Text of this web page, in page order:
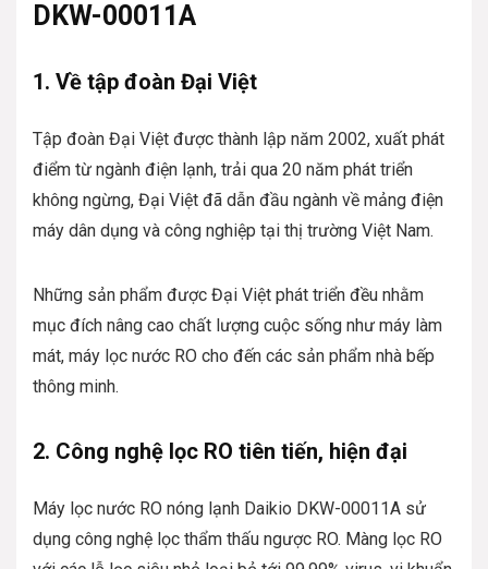
DKW-00011A
1. Về tập đoàn Đại Việt
Tập đoàn Đại Việt được thành lập năm 2002, xuất phát
điểm từ ngành điện lạnh, trải qua 20 năm phát triển
không ngừng, Đại Việt đã dẫn đầu ngành về mảng điện
máy dân dụng và công nghiệp tại thị trường Việt Nam.
Những sản phẩm được Đại Việt phát triển đều nhằm
mục đích nâng cao chất lượng cuộc sống như máy làm
mát, máy lọc nước RO cho đến các sản phẩm nhà bếp
thông minh.
2. Công nghệ lọc RO tiên tiến, hiện đại
Máy lọc nước RO nóng lạnh Daikio DKW-00011A sử
dụng công nghệ lọc thẩm thấu ngược RO. Màng lọc RO